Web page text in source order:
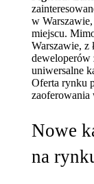
w
miejscu.
Warszawie, z
uniwersalne
Oferta rynku
zaoferowania
Nowe
na